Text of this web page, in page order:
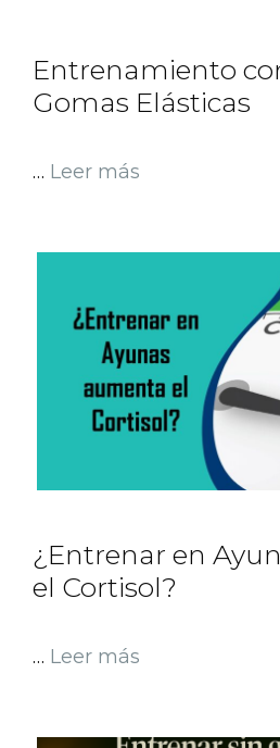
Entrenamiento
Gomas Elásticas
… Leer más
¿Entrenar en
el Cortisol?
… Leer más